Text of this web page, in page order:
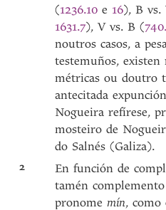
(1236.10e 16), B vs.
1631.7), V vs. B (
noutros casos, a
testemuños, existen
métricas ou doutro
antecitada
Nogueira refírese,
mosteiro de
do Salnés (Galiza).
2
En función de
tamén
pronomemín, como